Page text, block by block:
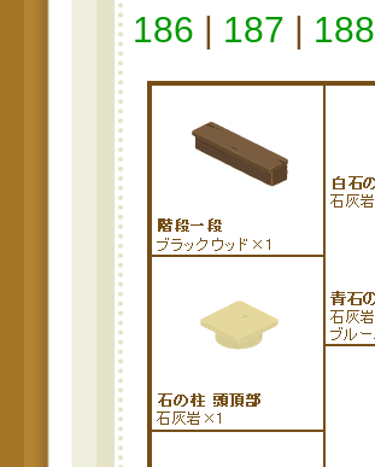
186 | 187 | 188